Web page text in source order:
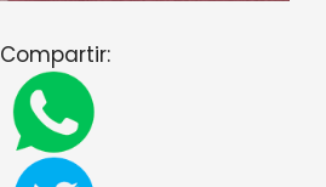
Compartir: